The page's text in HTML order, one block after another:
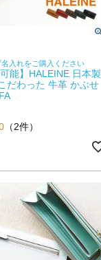
入れをご購入ください
能】HALEINE 日本製
だわった 牛革 かぶせ
（2件）